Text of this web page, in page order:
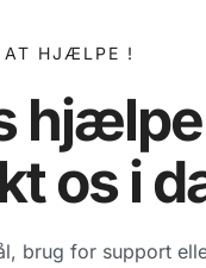
AT HJÆLPE !
os i
brug for support